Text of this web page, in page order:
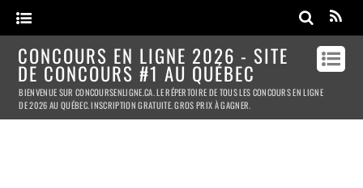
CONCOURS EN LIGNE 2026 - SITE
DE CONCOURS #1 AU QUÉBEC
BIENVENUE SUR CONCOURSENLIGNE.CA. LE RÉPERTOIRE DE TOUS LES CONCOURS EN LIGNE
DE 2026 AU QUÉBEC. INSCRIPTION GRATUITE. GROS PRIX À GAGNER.